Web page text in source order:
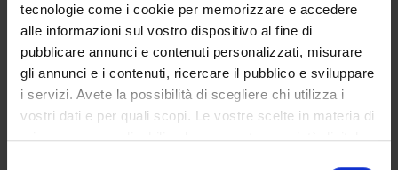
tecnologie come i cookie per memorizzare e accedere
alle informazioni sul vostro dispositivo al fine di
pubblicare annunci e contenuti personalizzati, misurare
gli annunci e i contenuti, ricercare il pubblico e sviluppare
i servizi. Avete la possibilità di scegliere chi utilizza i
vostri dati e per quali scopi. Le vostre scelte in materia di
privacy sono applicabili solo su questa proprietà digitale
UFFICI E STRUTTURE DI SERVIZIO
SERVIZI DI SEGRETERIA STUDENTI
STRUTTURE DEL DIPARTIMENTO